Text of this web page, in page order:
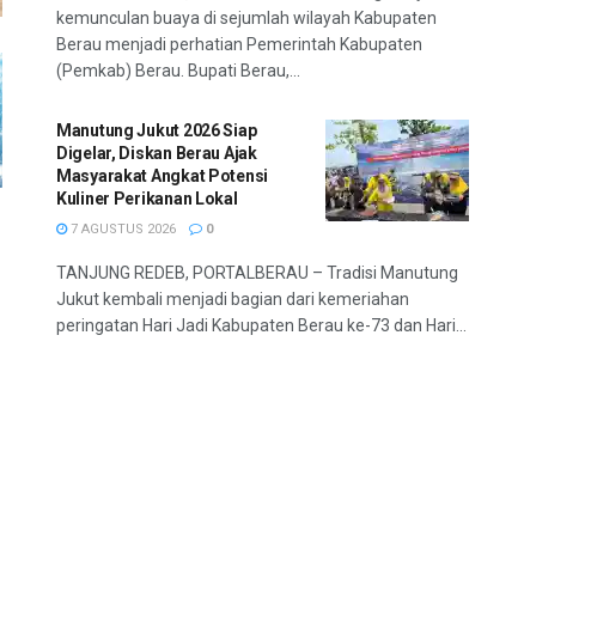
kemunculan buaya di sejumlah wilayah Kabupaten
Berau menjadi perhatian Pemerintah Kabupaten
(Pemkab) Berau. Bupati Berau,...
Manutung Jukut 2026 Siap
Digelar, Diskan Berau Ajak
Masyarakat Angkat Potensi
Kuliner Perikanan Lokal
7 AGUSTUS 2026 0
TANJUNG REDEB, PORTALBERAU – Tradisi Manutung
Jukut kembali menjadi bagian dari kemeriahan
peringatan Hari Jadi Kabupaten Berau ke-73 dan Hari...